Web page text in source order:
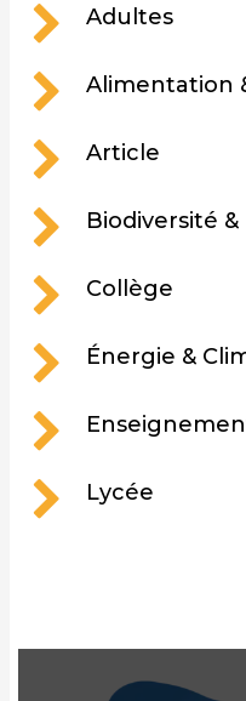
Adultes
Alimentation
Article
Biodiversité
Collège
Énergie &
Lycée